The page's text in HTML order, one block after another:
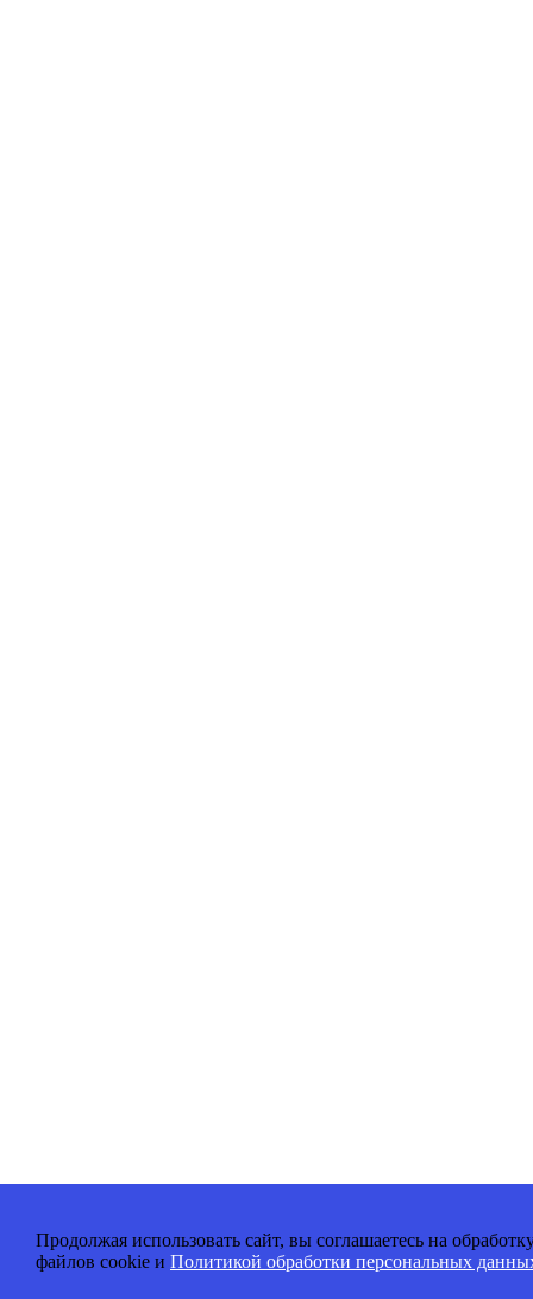
Продолжая использовать сайт, вы соглашаетесь на
файлов cookie и Политикой обработки персональных